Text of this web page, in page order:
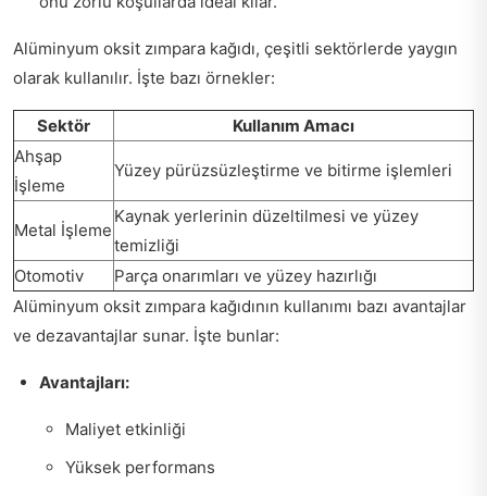
Alüminyum oksit zımpara kağıdı, çeşitli sektörlerde yaygın
olarak kullanılır. İşte bazı örnekler:
Sektör
Kullanım Amacı
Ahşap
İşleme
Yüzey pürüzsüzleştirme ve bitirme işlemleri
Metal İşleme
Kaynak yerlerinin düzeltilmesi ve yüzey
temizliği
Otomotiv
Parça onarımları ve yüzey hazırlığı
Alüminyum oksit zımpara kağıdının kullanımı bazı avantajlar
ve dezavantajlar sunar. İşte bunlar:
Avantajları:
Maliyet etkinliği
Yüksek performans